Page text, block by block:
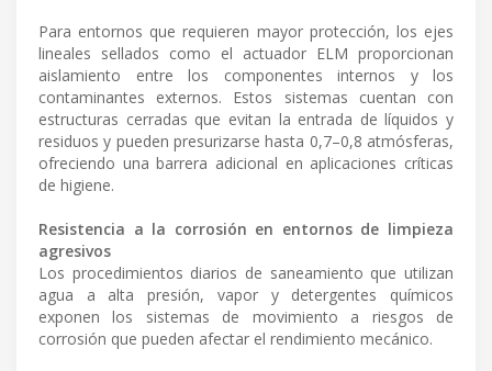
Para entornos que requieren mayor protección, los ejes
lineales sellados como el actuador ELM proporcionan
aislamiento entre los componentes internos y los
contaminantes externos. Estos sistemas cuentan con
estructuras cerradas que evitan la entrada de líquidos y
residuos y pueden presurizarse hasta 0,7–0,8 atmósferas,
ofreciendo una barrera adicional en aplicaciones críticas
de higiene.
Resistencia a la corrosión en entornos de limpieza
agresivos
Los procedimientos diarios de saneamiento que utilizan
agua a alta presión, vapor y detergentes químicos
exponen los sistemas de movimiento a riesgos de
corrosión que pueden afectar el rendimiento mecánico.